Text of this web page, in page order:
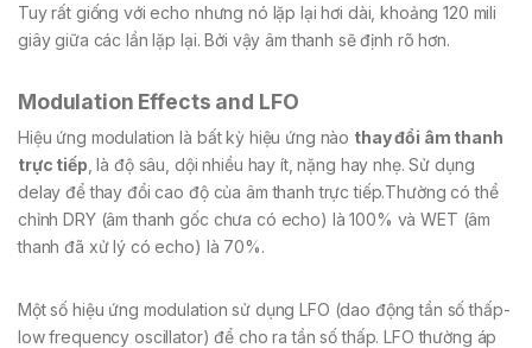
Tuy rất giống với echo nhưng nó lặp lại hơi dài, khoảng 120 mili
giây giữa các lần lặp lại. Bởi vậy âm thanh sẽ định rõ hơn.
Modulation Effects and LFO
Hiệu ứng modulation là bất kỳ hiệu ứng nào thay đổi âm thanh
trực tiếp , là độ sâu, dội nhiều hay ít, nặng hay nhẹ. Sử dụng
delay để thay đổi cao độ của âm thanh trực tiếp.Thường có thể
chỉnh DRY (âm thanh gốc chưa có echo) là 100% và WET (âm
thanh đã xử lý có echo) là 70%.
Một số hiệu ứng modulation sử dụng LFO (dao động tần số thấp-
low frequency oscillator) để cho ra tần số thấp. LFO thường áp